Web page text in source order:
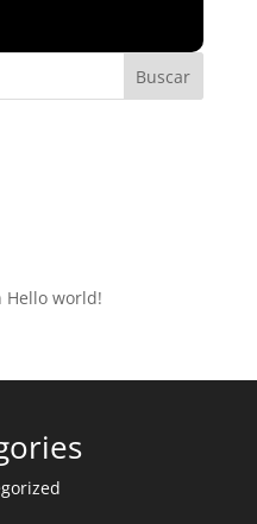
Buscar
Hello world!